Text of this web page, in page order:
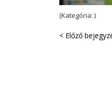
(Kategória: )
< Előző